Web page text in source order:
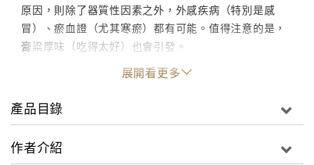
原因，則除了器質性因素之外，外感疾病（特別是感
冒）、瘀血證（尤其寒瘀）都有可能。值得注意的是，
膏粱厚味（吃得太好）也會引發。
至於治療之道，作者以多年臨床經驗認為「尿毒不一定
劑或建中湯劑，袪風固表用麻、桂劑，如以桂枝茯苓丸
展開看更多
產品目錄
作者介紹